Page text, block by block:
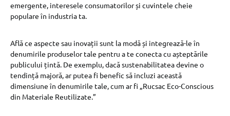
emergente, interesele consumatorilor și cuvintele cheie
populare în industria ta.
Află ce aspecte sau inovații sunt la modă și integrează-le în
denumirile produselor tale pentru a te conecta cu așteptările
publicului țintă. De exemplu, dacă sustenabilitatea devine o
tendință majoră, ar putea fi benefic să incluzi această
dimensiune în denumirile tale, cum ar fi „Rucsac Eco-Conscious
din Materiale Reutilizate.”